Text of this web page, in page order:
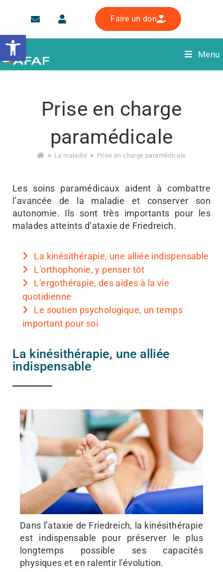
Ouvrir la barre d’outils
Faire un don
Menu
Prise en charge
paramédicale
> La maladie > Prise en charge paramédicale
Les soins paramédicaux aident à combattre
l’avancée de la maladie et conserver son
autonomie. Ils sont très importants pour les
malades atteints d’ataxie de Friedreich.
La kinésithérapie, une alliée indispensable
L’orthophonie, y penser tôt
L’ergothérapie, des aides à la vie
quotidienne
Le soutien psychologique, un temps
important pour soi
La kinésithérapie, une alliée
indispensable
Dans l’ataxie de Friedreich, la kinésithérapie
est indispensable pour préserver le plus
longtemps possible ses capacités
physiques et en ralentir l’évolution.